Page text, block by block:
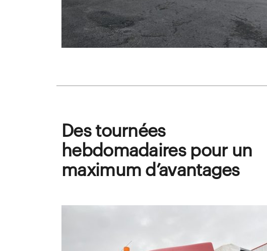
Des tournées
hebdomadaires pour un
maximum d’avantages